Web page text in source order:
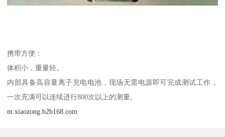
携带方便：
体积小，重量轻。
内部具备高容量离子充电电池，现场无需电源即可完成测试工作，
一次充满可以连续进行800次以上的测量。
m.xiaozong.b2b168.com